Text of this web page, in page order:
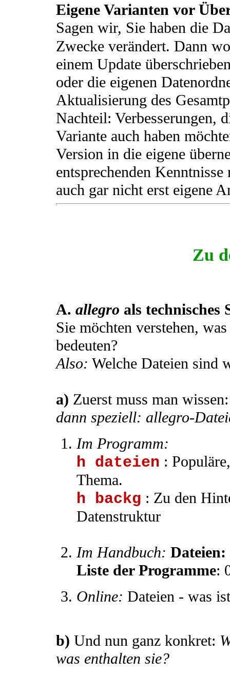
Eigene Varianten vor
Sagen wir, Sie haben die
Zwecke verändert. Dann
einem Update
oder die eigenen
Aktualisierung des
Nachteil: Verbesserungen,
Variante auch haben
Version in die eigene
entsprechenden
auch gar nicht erst eigene
Zu
A. allegro als technisches
Sie möchten verstehen,
bedeuten?
Also: Welche Dateien sind
a) Zuerst muss man
dann speziell: allegro-
Im Programm:
h dateien :
Thema.
h backg : Zu den
Datenstruktur
Im Handbuch: Dateien:
Liste der Programme:
Online: Dateien - was
b) Und nun ganz konkret:
was enthalten sie?